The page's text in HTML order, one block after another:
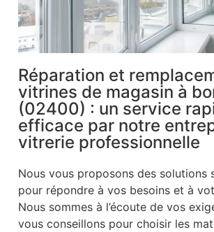
Réparation et
vitrines de magasin à
(02400) : un service
efficace par notre
vitrerie professionnelle
Nous vous proposons des solutions
pour répondre à vos besoins et à
Nous sommes à l’écoute de vos
vous conseillons pour choisir les